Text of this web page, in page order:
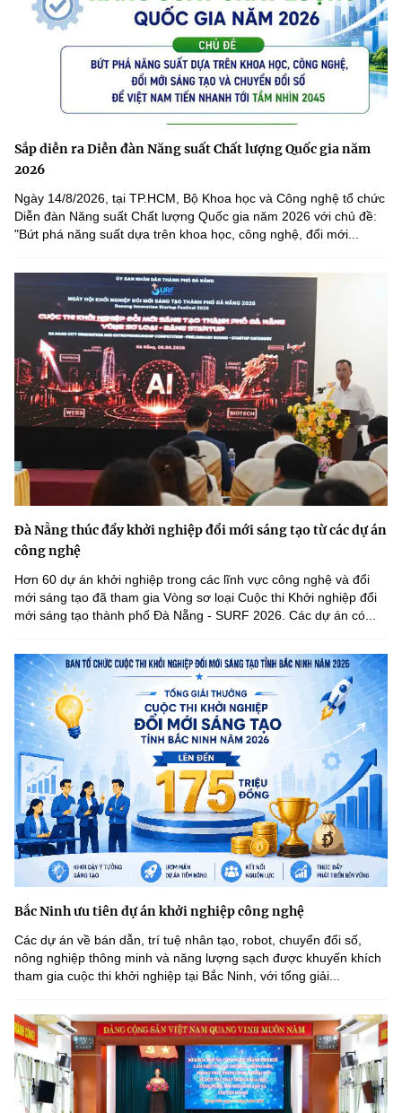
Sắp diễn ra Diễn đàn Năng suất Chất lượng Quốc gia năm
2026
Ngày 14/8/2026, tại TP.HCM, Bộ Khoa học và Công nghệ tổ chức
Diễn đàn Năng suất Chất lượng Quốc gia năm 2026 với chủ đề:
"Bứt phá năng suất dựa trên khoa học, công nghệ, đổi mới...
Đà Nẵng thúc đẩy khởi nghiệp đổi mới sáng tạo từ các dự án
công nghệ
Hơn 60 dự án khởi nghiệp trong các lĩnh vực công nghệ và đổi
mới sáng tạo đã tham gia Vòng sơ loại Cuộc thi Khởi nghiệp đổi
mới sáng tạo thành phố Đà Nẵng - SURF 2026. Các dự án có...
Bắc Ninh ưu tiên dự án khởi nghiệp công nghệ
Các dự án về bán dẫn, trí tuệ nhân tạo, robot, chuyển đổi số,
nông nghiệp thông minh và năng lượng sạch được khuyến khích
tham gia cuộc thi khởi nghiệp tại Bắc Ninh, với tổng giải...